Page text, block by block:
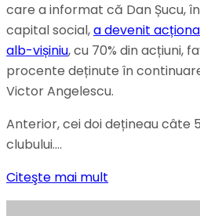
care a informat că Dan Șucu,
capital social,a devenit
alb-vișiniu, cu 70% din acțiuni,
procente deținute în
Victor Angelescu.
Anterior, cei doi dețineau câte
clubului….
Citeşte mai mult